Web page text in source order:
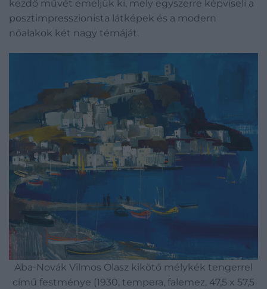
kezdő művét emeljük ki, mely egyszerre képviseli a
posztimpresszionista látképek és a modern
nőalakok két nagy témáját.
Aba-Novák Vilmos Olasz kikötő mélykék tengerrel
című festménye (1930, tempera, falemez, 47,5 x 57,5